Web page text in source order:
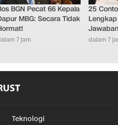
BGN Pecat 66 Kepala
MBG: Secara Tidak
7 jam
25
dalam 7
Teknologi